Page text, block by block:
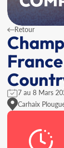
Retour
7 au 8 Mars
Carhaix